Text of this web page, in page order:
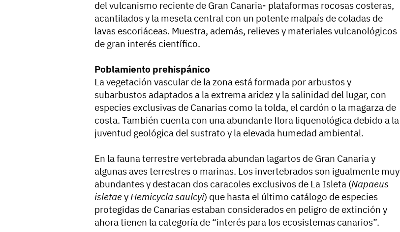
del vulcanismo reciente de Gran Canaria- plataformas rocosas costeras,
acantilados y la meseta central con un potente malpaís de coladas de
lavas escoriáceas. Muestra, además, relieves y materiales vulcanológicos
de gran interés científico.
Poblamiento prehispánico
La vegetación vascular de la zona está formada por arbustos y
subarbustos adaptados a la extrema aridez y la salinidad del lugar, con
especies exclusivas de Canarias como la tolda, el cardón o la magarza de
costa. También cuenta con una abundante flora liquenológica debido a la
juventud geológica del sustrato y la elevada humedad ambiental.
En la fauna terrestre vertebrada abundan lagartos de Gran Canaria y
algunas aves terrestres o marinas. Los invertebrados son igualmente muy
abundantes y destacan dos caracoles exclusivos de La Isleta (Napaeus
isletaeyHemicycla saulcyi) que hasta el último catálogo de especies
protegidas de Canarias estaban considerados en peligro de extinción y
ahora tienen la categoría de “interés para los ecosistemas canarios”.